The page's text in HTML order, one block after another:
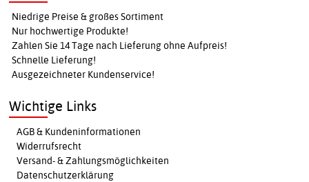
Niedrige Preise & großes Sortiment
Nur hochwertige Produkte!
Zahlen Sie 14 Tage nach Lieferung ohne Aufpreis!
Schnelle Lieferung!
Ausgezeichneter Kundenservice!
Wichtige Links
AGB & Kundeninformationen
Widerrufsrecht
Versand- & Zahlungsmöglichkeiten
Datenschutzerklärung